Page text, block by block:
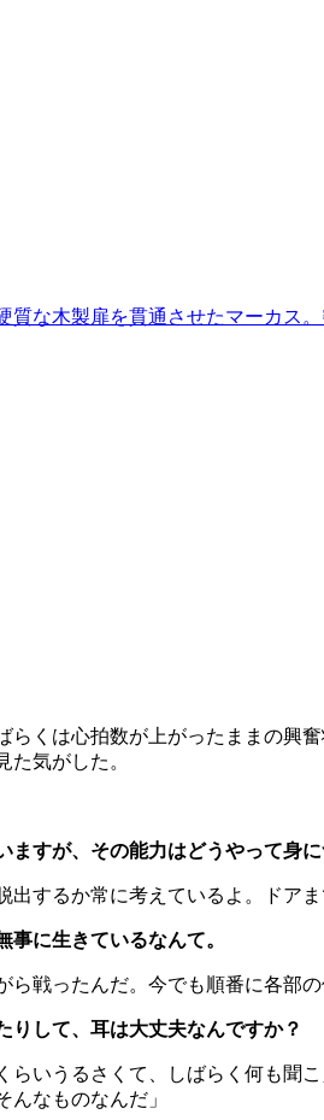
質な木製扉を貫通させたマーカス
くは心拍数が上がったままの興
気がした。
すが、その能力はどうやって身に
するか常に考えているよ。ドア
に生きているなんて。
戦ったんだ。今でも順番に各部
して、耳は大丈夫なんですか？
いうるさくて、しばらく何も聞
なものなんだ」